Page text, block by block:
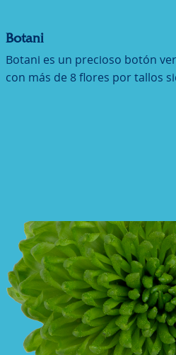
Botani
Botani es un precioso botón
con más de 8 flores por tallos